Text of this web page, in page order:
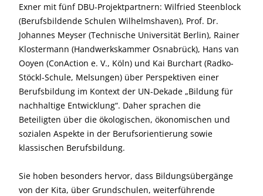
Exner mit fünf DBU-Projektpartnern: Wilfried Steenblock
(Berufsbildende Schulen Wilhelmshaven), Prof. Dr.
Johannes Meyser (Technische Universität Berlin), Rainer
Klostermann (Handwerkskammer Osnabrück), Hans van
Ooyen (ConAction e. V., Köln) und Kai Burchart (Radko-
Stöckl-Schule, Melsungen) über Perspektiven einer
Berufsbildung im Kontext der UN-Dekade „Bildung für
nachhaltige Entwicklung“. Daher sprachen die
Beteiligten über die ökologischen, ökonomischen und
sozialen Aspekte in der Berufsorientierung sowie
klassischen Berufsbildung.
Sie hoben besonders hervor, dass Bildungsübergänge
von der Kita, über Grundschulen, weiterführende